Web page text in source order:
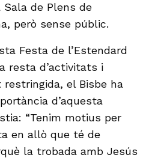
de Plens de
però sense públic.
Festa de l’Estendard
resta d’activitats i
restringida, el Bisbe ha
d’aquesta
“Tenim motius per
en allò que té de
la trobada amb Jesús